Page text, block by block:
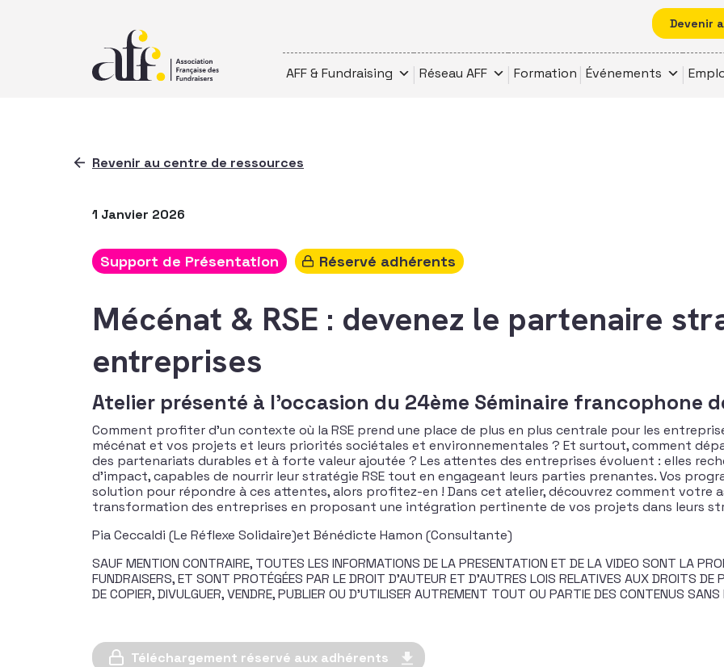
Devenir
AFF & Fundraising Réseau AFF Formation Événements
Revenir au centre de ressources
1 Janvier 2026
Support de Présentation Réservé adhérents
Mécénat & RSE : devenez le partenaire
entreprises
Atelier présenté à l'occasion du 24ème Séminaire francophone
Comment profiter d’un contexte où la RSE prend une place de plus en plus centrale pour les
mécénat et vos projets et leurs priorités sociétales et environnementales ? Et surtout, comment
des partenariats durables et à forte valeur ajoutée ? Les attentes des entreprises évoluent : elles
d’impact, capables de nourrir leur stratégie RSE tout en engageant leurs parties prenantes. Vos
solution pour répondre à ces attentes, alors profitez-en ! Dans cet atelier, découvrez comment votre
transformation des entreprises en proposant une intégration pertinente de vos projets dans leurs
Pia Ceccaldi (Le Réflexe Solidaire)et Bénédicte Hamon (Consultante)
SAUF MENTION CONTRAIRE, TOUTES LES INFORMATIONS DE LA PRESENTATION ET DE LA VIDEO SONT LA
FUNDRAISERS, ET SONT PROTÉGÉES PAR LE DROIT D’AUTEUR ET D’AUTRES LOIS RELATIVES AUX DROITS DE
DE COPIER, DIVULGUER, VENDRE, PUBLIER OU D’UTILISER AUTREMENT TOUT OU PARTIE DES CONTENUS
Téléchargement réservé aux adhérents